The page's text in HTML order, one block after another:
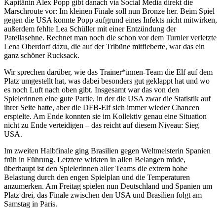
Kapitänin Alex Popp gibt danach via Social Media direkt die
Marschroute vor: Im kleinen Finale soll nun Bronze her. Beim Spiel
gegen die USA konnte Popp aufgrund eines Infekts nicht mitwirken,
außerdem fehlte Lea Schüller mit einer Entzündung der
Patellasehne. Rechnet man noch die schon vor dem Turnier verletzte
Lena Oberdorf dazu, die auf der Tribüne mitfieberte, war das ein
ganz schöner Rucksack.
Wir sprechen darüber, wie das Trainer*innen-Team die Elf auf dem
Platz umgestellt hat, was dabei besonders gut geklappt hat und wo
es noch Luft nach oben gibt. Insgesamt war das von den
Spielerinnen eine gute Partie, in der die USA zwar die Statistik auf
ihrer Seite hatte, aber die DFB-Elf sich immer wieder Chancen
erspielte. Am Ende konnten sie im Kollektiv genau eine Situation
nicht zu Ende verteidigen – das reicht auf diesem Niveau: Sieg
USA.
Im zweiten Halbfinale ging Brasilien gegen Weltmeisterin Spanien
früh in Führung. Letztere wirkten in allen Belangen müde,
überhaupt ist den Spielerinnen aller Teams die extrem hohe
Belastung durch den engen Spielplan und die Temperaturen
anzumerken. Am Freitag spielen nun Deutschland und Spanien um
Platz drei, das Finale zwischen den USA und Brasilien folgt am
Samstag in Paris.